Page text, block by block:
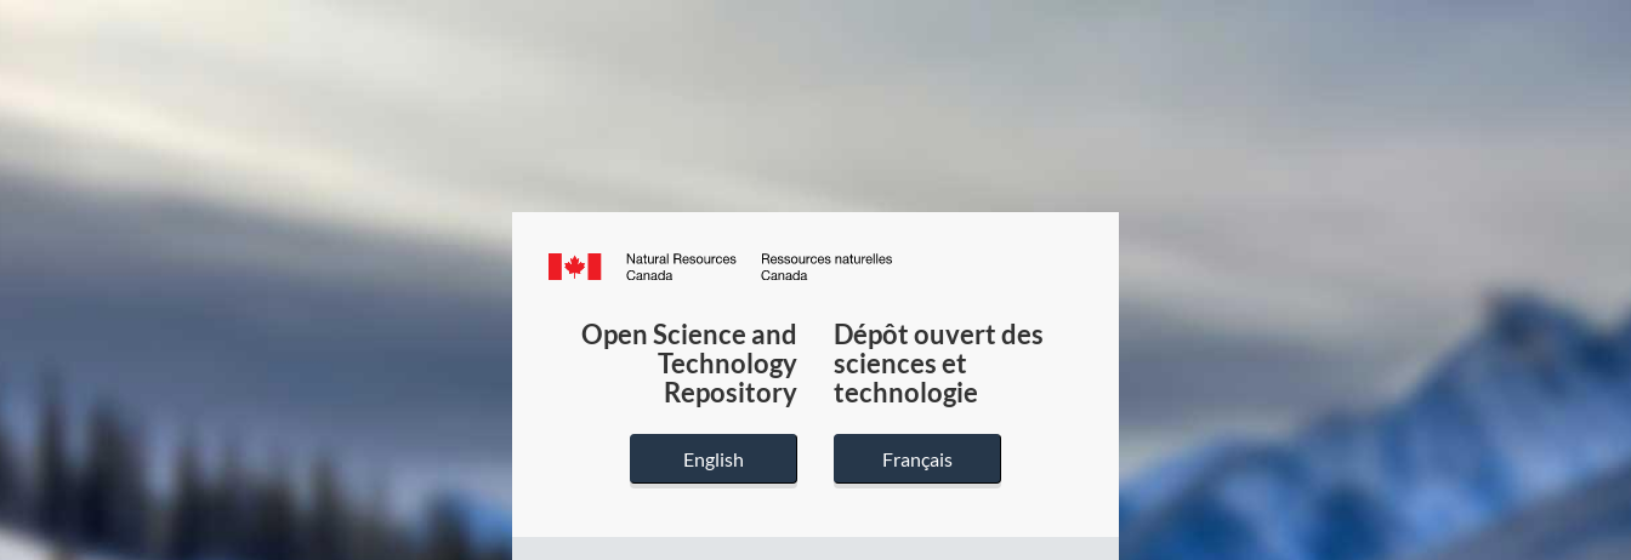
Canada.ca
du
Canada
Open Science and
Technology
Repository
English
Dépôt ouvert des
sciences et
technologie
Français